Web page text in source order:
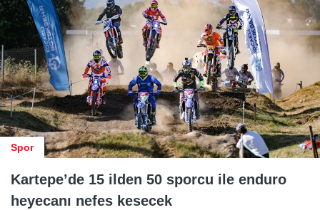
Spor
Kartepe’de 15 ilden 50 sporcu ile enduro
heyecanı nefes kesecek